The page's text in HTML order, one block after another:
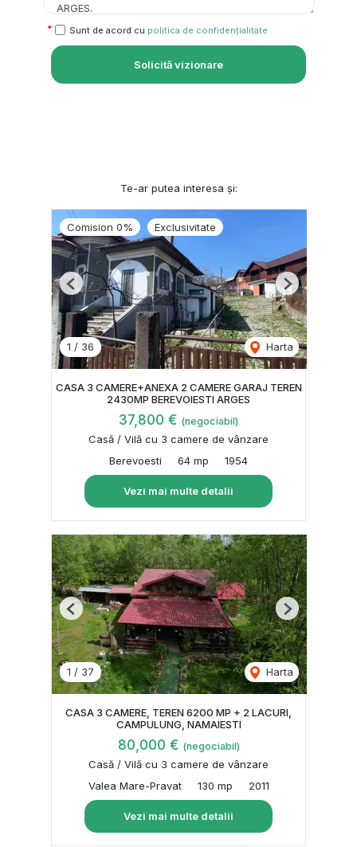
Sunt de acord cu politica de confidențialitate
Solicită vizionare
Te-ar putea interesa și:
Comision 0% Exclusivitate
1 / 36 Harta
Previous Next
CASA 3 CAMERE+ANEXA 2 CAMERE GARAJ TEREN
2430MP BEREVOIESTI ARGES
37,800 € (negociabil)
Casă / Vilă cu 3 camere de vânzare
Berevoesti
64 mp 1954
Vezi mai multe detalii
1 / 37 Harta
Previous Next
CASA 3 CAMERE, TEREN 6200 MP + 2 LACURI,
CAMPULUNG, NAMAIESTI
80,000 € (negociabil)
Casă / Vilă cu 3 camere de vânzare
Valea Mare-Pravat
130 mp 2011
Vezi mai multe detalii